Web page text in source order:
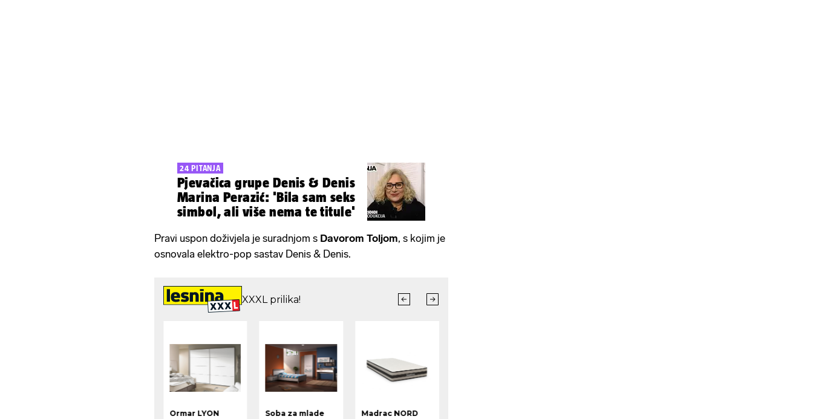
24 PITANJA
Pjevačica grupe Denis & Denis
Marina Perazić: 'Bila sam seks
simbol, ali više nema te titule'
Pravi uspon doživjela je suradnjom s Davorom Toljom, s kojim je
osnovala elektro-pop sastav Denis & Denis.